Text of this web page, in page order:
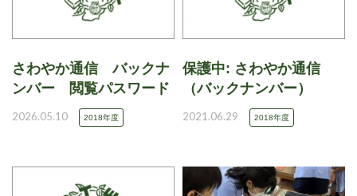
さわやか通信 バックナ
ンバー 閲覧パスワード
2026.05.10 2018年度
保護中: さわやか通信
（バックナンバー）
2021.06.29 2018年度